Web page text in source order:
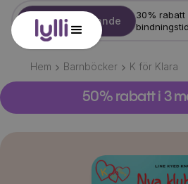
Starta erbjudande
30%
Hem Barnböcker K för Klara
50% rabatt i 3